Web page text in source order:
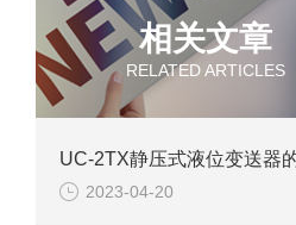
相关文章
RELATED ARTICLES
2023-04-20